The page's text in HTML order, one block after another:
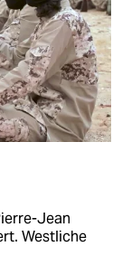
Jean
Westliche